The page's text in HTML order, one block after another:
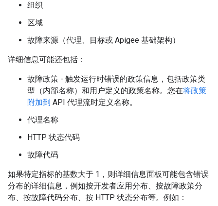
组织
区域
故障来源（代理、目标或 Apigee 基础架构）
详细信息可能还包括：
故障政策 - 触发运行时错误的政策信息，包括政策类
型（内部名称）和用户定义的政策名称。您在将政策
附加到 API 代理流时定义名称。
代理名称
HTTP 状态代码
故障代码
如果特定指标的基数大于 1，则详细信息面板可能包含错误
分布的详细信息，例如按开发者应用分布、按故障政策分
布、按故障代码分布、按 HTTP 状态分布等。例如：